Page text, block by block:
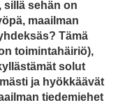
sillä sehän on
maailman
Tämä
toimintahäiriö),
solut
ja hyökkäävät
tiedemiehet